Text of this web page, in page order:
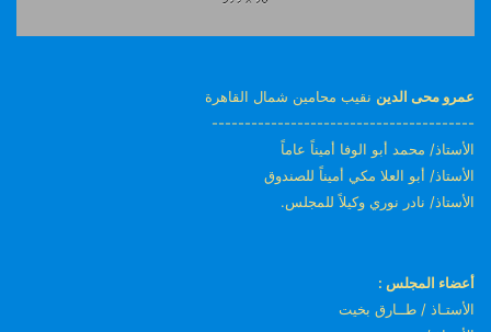
عمرو محى الدين نقيب محامين شمال القاهرة
----------------------------------------
الأستاذ/ محمد أبو الوفا أميناً عاماً
الأستاذ/ أبو العلا مكي أميناً للصندوق
الأستاذ/ نادر نوري وكيلاً للمجلس.
أعضاء المجلس :
الأستـاذ / طــارق بخيت